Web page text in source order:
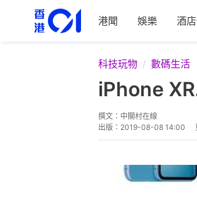
港聞 娛樂 酒
科技玩物 數碼生活
iPhone
撰文： 中關村在線
出版： 2019-08-08 14:00